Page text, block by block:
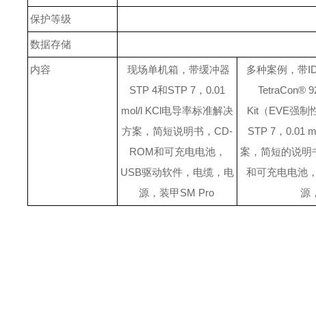
保护等级
数据存储
内容
现场单机箱，带缓冲器
STP 4和STP 7，0.01
mol/l KCl电导率标准解决
方案，简短说明书，CD-
ROM和可充电电池，
USB驱动软件，电缆，电
源，装甲SM Pro
多种案例，带
TetraCon®
Kit（EVE强制
STP 7，0.01
案，简短的说明
和可充电电池
源